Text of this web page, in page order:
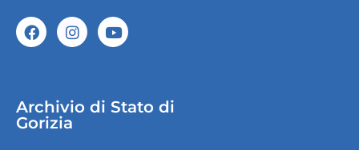
Archivio di Stato di
Gorizia